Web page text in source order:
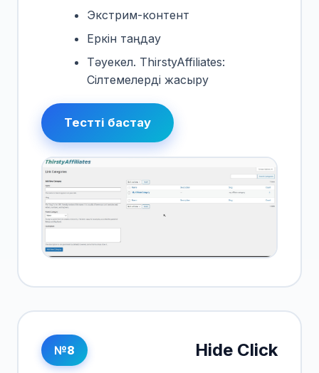
Экстрим-контент
Еркін таңдау
Тәуекел. ThirstyAffiliates:
Сілтемелерді жасыру
Тестті бастау
№8 Hide Click